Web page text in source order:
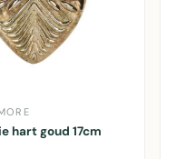
hart goud 17cm